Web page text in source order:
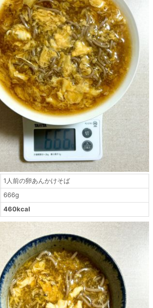
1人前の卵あんかけそば
666g
460kcal